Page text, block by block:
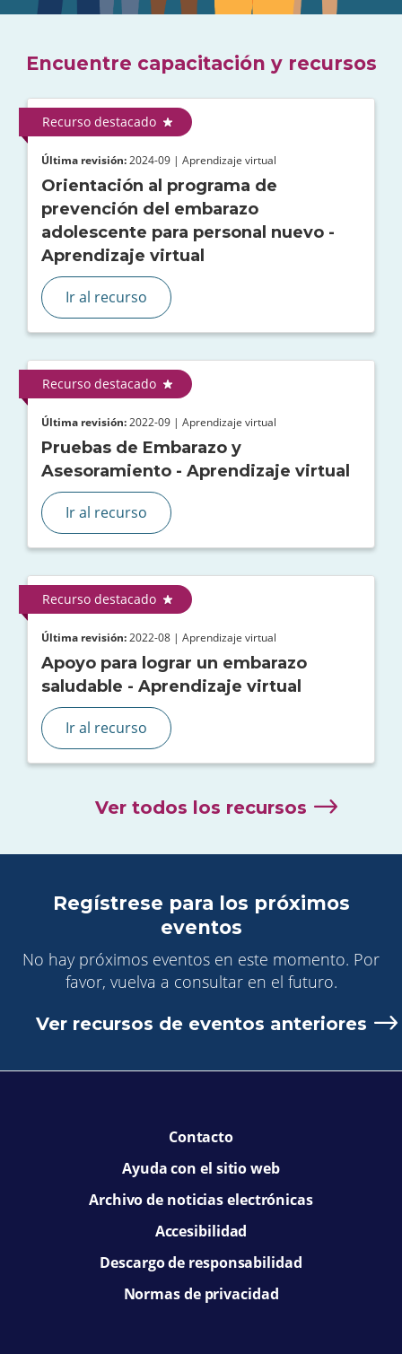
Encuentre capacitación y recursos
Recurso destacado
Última revisión: 2024-09 | Aprendizaje virtual
Orientación al programa de
prevención del embarazo
adolescente para personal nuevo -
Aprendizaje virtual
Ir al recurso
Recurso destacado
Última revisión: 2022-09 | Aprendizaje virtual
Pruebas de Embarazo y
Asesoramiento - Aprendizaje virtual
Ir al recurso
Recurso destacado
Última revisión: 2022-08 | Aprendizaje virtual
Apoyo para lograr un embarazo
saludable - Aprendizaje virtual
Ir al recurso
Ver todos los recursos
Regístrese para los próximos
eventos
No hay próximos eventos en este momento. Por
favor, vuelva a consultar en el futuro.
Ver recursos de eventos anteriores
Contacto
Ayuda con el sitio web
Archivo de noticias electrónicas
Accesibilidad
Descargo de responsabilidad
Normas de privacidad